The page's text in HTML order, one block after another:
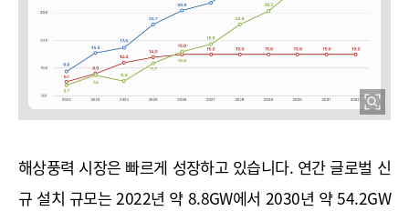
해상풍력 시장은 빠르게 성장하고 있습니다. 연간 글로벌 신
규 설치 규모는 2022년 약 8.8GW에서 2030년 약 54.2GW